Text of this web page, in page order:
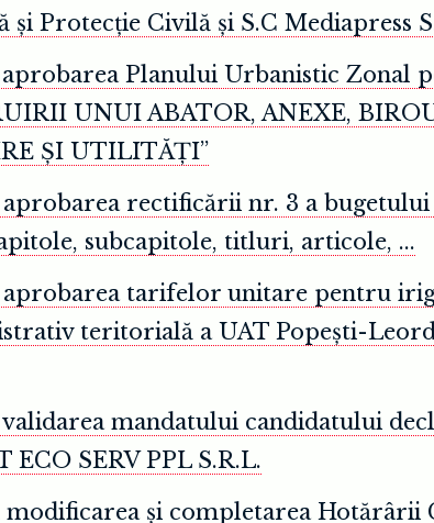
Protecție Civilă și S.C Mediapress
aprobarea Planului Urbanistic Zonal
UNUI ABATOR, ANEXE,
ȘI UTILITĂȚI”
aprobarea rectificării nr. 3 a
subcapitole, titluri, articole, ...
aprobarea tarifelor unitare pentru
teritorială a UAT Popești-
mandatului candidatului
SERV PPL S.R.L.
modificarea și completarea